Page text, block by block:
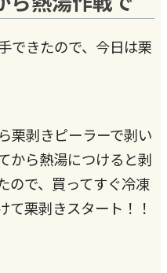
できたので、今日は栗
栗剥きピーラーで剥い
から熱湯につけると剥
ので、買ってすぐ冷凍
て栗剥きスタート！！